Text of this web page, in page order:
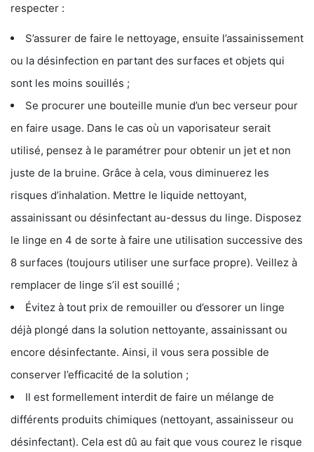
respecter :
S’assurer de faire le nettoyage, ensuite l’assainissement
ou la désinfection en partant des surfaces et objets qui
sont les moins souillés ;
Se procurer une bouteille munie d’un bec verseur pour
en faire usage. Dans le cas où un vaporisateur serait
utilisé, pensez à le paramétrer pour obtenir un jet et non
juste de la bruine. Grâce à cela, vous diminuerez les
risques d’inhalation. Mettre le liquide nettoyant,
assainissant ou désinfectant au-dessus du linge. Disposez
le linge en 4 de sorte à faire une utilisation successive des
8 surfaces (toujours utiliser une surface propre). Veillez à
remplacer de linge s’il est souillé ;
Évitez à tout prix de remouiller ou d’essorer un linge
déjà plongé dans la solution nettoyante, assainissant ou
encore désinfectante. Ainsi, il vous sera possible de
conserver l’efficacité de la solution ;
Il est formellement interdit de faire un mélange de
différents produits chimiques (nettoyant, assainisseur ou
désinfectant). Cela est dû au fait que vous courez le risque